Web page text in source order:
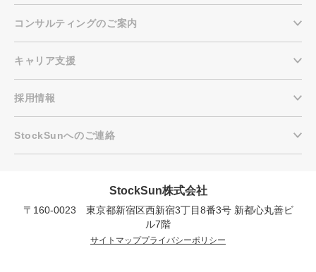
プロに無料相談をする
会社概要資料をダウンロー
ドする
コンサルティングのご案内
キャリア支援
採用情報
StockSunへのご連絡
StockSun株式会社
〒160-0023 東京都新宿区西新宿3丁目8番3号 新都心丸善ビ
ル7階
サイトマッププライバシーポリシー